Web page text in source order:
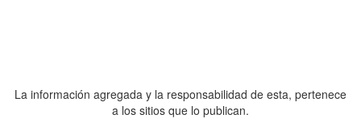
La información agregada y la responsabilidad de esta, pertenece
a los sitios que lo publican.